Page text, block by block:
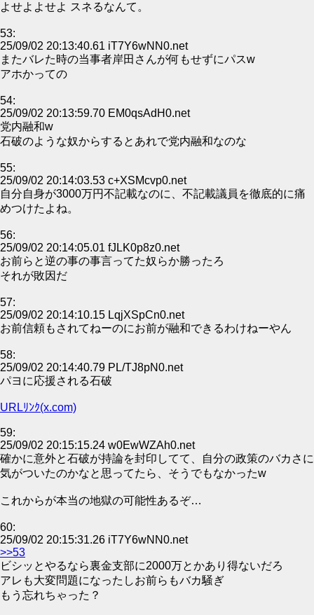
よせよよせよ スネるなんて。
53:
25/09/02 20:13:40.61 iT7Y6wNN0.net
またバレた時の当事者岸田さんが何もせずにパスw
アホかっての
54:
25/09/02 20:13:59.70 EM0qsAdH0.net
党内融和w
石破のような奴からするとあれで党内融和なのな
55:
25/09/02 20:14:03.53 c+XSMcvp0.net
自分自身が3000万円不記載なのに、不記載議員を徹底的に痛
めつけたよね。
56:
25/09/02 20:14:05.01 fJLK0p8z0.net
お前らと逆の事の事言ってた奴らか勝ったろ
それが敗因だ
57:
25/09/02 20:14:10.15 LqjXSpCn0.net
お前信頼もされてねーのにお前が融和できるわけねーやん
58:
25/09/02 20:14:40.79 PL/TJ8pN0.net
パヨに応援される石破
URLﾘﾝｸ(x.com)
59:
25/09/02 20:15:15.24 w0EwWZAh0.net
確かに意外と石破が持論を封印してて、自分の政策のバカさに
気がついたのかなと思ってたら、そうでもなかったw
これからが本当の地獄の可能性あるぞ…
60:
25/09/02 20:15:31.26 iT7Y6wNN0.net
>>53
ビシッとやるなら裏金支部に2000万とかあり得ないだろ
アレも大変問題になったしお前らもバカ騒ぎ
もう忘れちゃった？